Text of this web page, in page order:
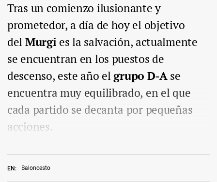
EN: Baloncesto
Tras un comienzo ilusionante y
prometedor, a día de hoy el objetivo
del Murgi es la salvación, actualmente
se encuentran en los puestos de
descenso, este año el grupo D-Ase
encuentra muy equilibrado, en el que
cada partido se decanta por pequeñas
acciones.